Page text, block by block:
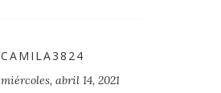
CAMILA3824
miércoles, abril 14, 2021